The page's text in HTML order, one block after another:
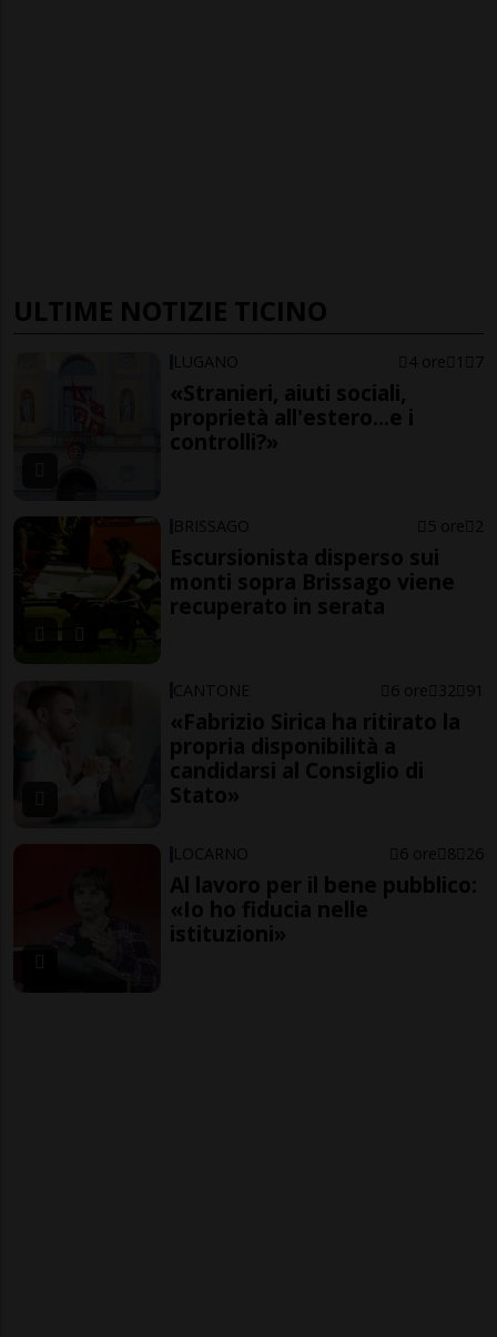
ULTIME NOTIZIE TICINO
LUGANO 4 ore 1 7
«Stranieri, aiuti sociali,
proprietà all'estero...e i
controlli?»
BRISSAGO 5 ore 2
Escursionista disperso sui
monti sopra Brissago viene
recuperato in serata
CANTONE 6 ore 32 91
«Fabrizio Sirica ha ritirato la
propria disponibilità a
candidarsi al Consiglio di
Stato»
LOCARNO 6 ore 8 26
Al lavoro per il bene pubblico:
«Io ho fiducia nelle
istituzioni»